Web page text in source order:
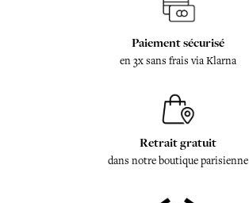
Paiement sécurisé
en 3x sans frais via Klarna
Retrait gratuit
dans notre boutique parisienne